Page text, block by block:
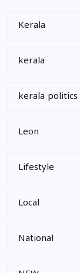
Kerala
kerala
kerala politics
Leon
Lifestyle
Local
National